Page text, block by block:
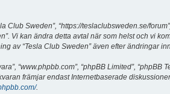
Club Sweden”, “https://teslaclubsweden.se/
Vi kan ändra detta avtal när som helst och vi
av “Tesla Club Sweden” även efter ändringar
“www.phpbb.com”, “phpBB Limited”,
främjar endast Internetbaserade
.